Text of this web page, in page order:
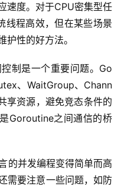
速度。对于CPU密集型任
线程高效，但在某些场景
性的好方法。
制是一个重要问题。Go
、WaitGroup、Chann
享资源，避免竞态条件的
Goroutine之间通信的桥
的并发编程变得简单而高
需要注意一些问题，如防